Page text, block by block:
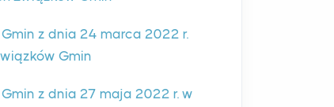
z dnia 24 marca 2022 r.
Gmin
z dnia 27 maja 2022 r. w